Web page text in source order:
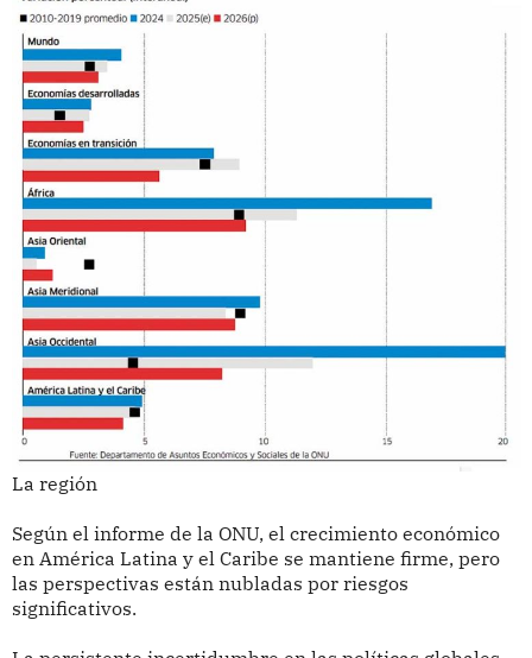
La región
Según el informe de la ONU, el crecimiento económico
en América Latina y el Caribe se mantiene firme, pero
las perspectivas están nubladas por riesgos
significativos.